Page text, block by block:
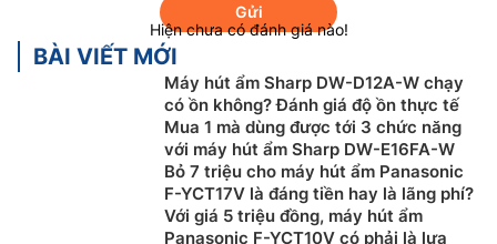
Bạn có thể sử dụng chiếcnồi lẩu điện Elmich giá rẻ
MCE-3909OL này đa chức năng vừa có thể nấu lẩu
mà còn có thể làm các món chiên, xảo và hấp một
Gửi
Hiện chưa có đánh giá nào!
BÀI VIẾT MỚI
Máy hút ẩm Sharp DW-D12A-W chạy
có ồn không? Đánh giá độ ồn thực tế
Mua 1 mà dùng được tới 3 chức năng
với máy hút ẩm Sharp DW-E16FA-W
Bỏ 7 triệu cho máy hút ẩm Panasonic
F-YCT17V là đáng tiền hay là lãng phí?
Với giá 5 triệu đồng, máy hút ẩm
Panasonic F-YCT10V có phải là lựa